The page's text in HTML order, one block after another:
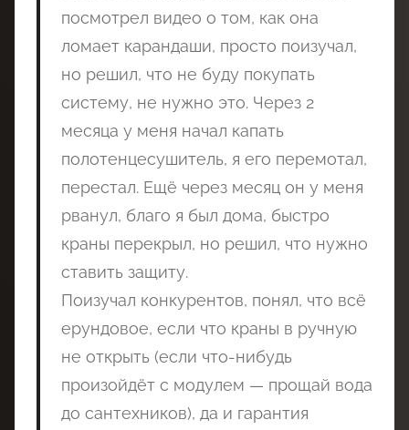
посмотрел видео о том, как она
ломает карандаши, просто поизучал,
но решил, что не буду покупать
систему, не нужно это. Через 2
месяца у меня начал капать
полотенцесушитель, я его перемотал,
перестал. Ещё через месяц он у меня
рванул, благо я был дома, быстро
краны перекрыл, но решил, что нужно
ставить защиту.
Поизучал конкурентов, понял, что всё
ерундовое, если что краны в ручную
не открыть (если что-нибудь
произойдёт с модулем — прощай вода
до сантехников), да и гарантия